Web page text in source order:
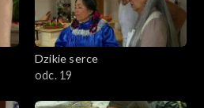
Dzikie serce
odc. 19